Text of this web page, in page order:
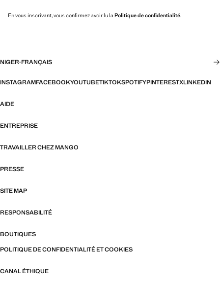
En vous inscrivant, vous confirmez avoir lu la Politique de confidentialité.
NIGER·FRANÇAIS
INSTAGRAMFACEBOOKYOUTUBETIKTOKSPOTIFYPINTERESTXLINKEDIN
AIDE
ENTREPRISE
TRAVAILLER CHEZ MANGO
PRESSE
SITE MAP
RESPONSABILITÉ
BOUTIQUES
POLITIQUE DE CONFIDENTIALITÉ ET COOKIES
CANAL ÉTHIQUE